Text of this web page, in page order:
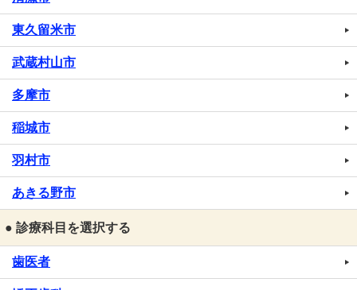
東久留米市
武蔵村山市
多摩市
稲城市
羽村市
あきる野市
● 診療科目を選択する
歯医者